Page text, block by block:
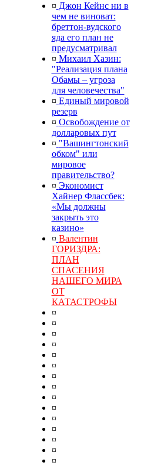
¤ Джон Кейнс ни в
чем не виноват:
бреттон-вудского
яда его план не
предусматривал
¤ Михаил Хазин:
"Реализация плана
Обамы – угроза
для человечества"
¤ Единый мировой
резерв
¤ Освобождение от
долларовых пут
¤ "Вашингтонский
обком" или
мировое
правительство?
¤ Экономист
Хайнер Флассбек:
«Мы должны
закрыть это
казино»
¤ Валентин
ГОРИЗДРА:
ПЛАН
СПАСЕНИЯ
НАШЕГО МИРА
ОТ
КАТАСТРОФЫ
¤
¤
¤
¤
¤
¤
¤
¤
¤
¤
¤
¤
¤
¤
¤